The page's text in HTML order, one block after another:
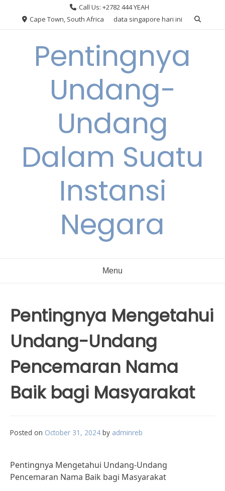
Call Us: +2782 444 YEAH
Cape Town, South Africa
data singapore hari ini
Pentingnya
Undang-
Undang
Dalam Suatu
Instansi
Negara
Menu
Pentingnya Mengetahui
Undang-Undang
Pencemaran Nama
Baik bagi Masyarakat
Posted on October 31, 2024 by adminreb
Pentingnya Mengetahui Undang-Undang
Pencemaran Nama Baik bagi Masyarakat